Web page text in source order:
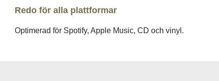
Redo för alla plattformar
Optimerad för Spotify, Apple Music, CD och vinyl.